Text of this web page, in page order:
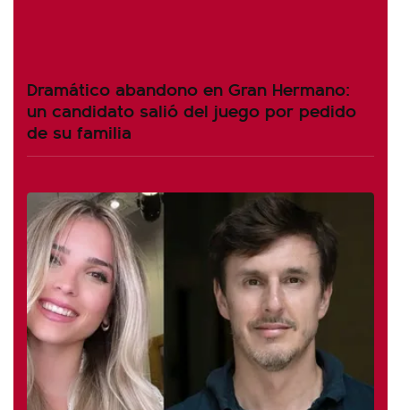
Dramático abandono en Gran Hermano:
un candidato salió del juego por pedido
de su familia